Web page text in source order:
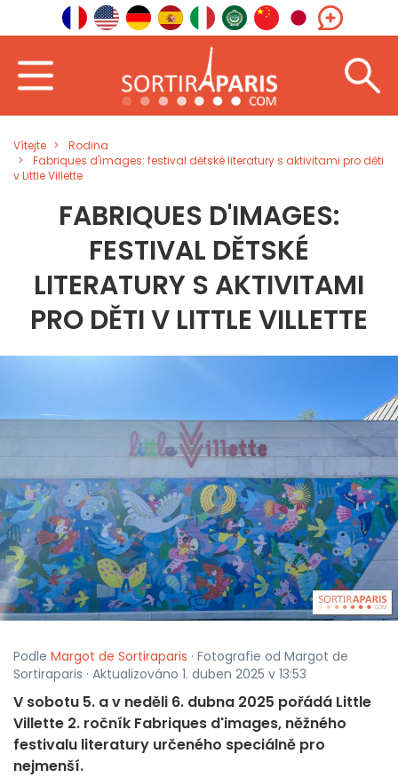
Vítejte
Rodina
Fabriques d'images: festival dětské literatury s aktivitami pro děti
v Little Villette
FABRIQUES D'IMAGES:
FESTIVAL DĚTSKÉ
LITERATURY S AKTIVITAMI
PRO DĚTI V LITTLE VILLETTE
Podle Margot de Sortiraparis · Fotografie od Margot de
Sortiraparis · Aktualizováno 1. duben 2025 v 13:53
V sobotu 5. a v neděli 6. dubna 2025 pořádá Little
Villette 2. ročník Fabriques d'images, něžného
festivalu literatury určeného speciálně pro
nejmenší.